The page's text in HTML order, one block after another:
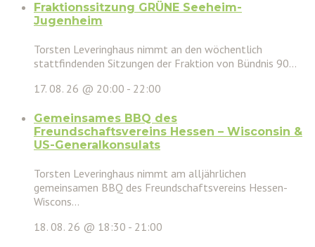
Fraktionssitzung GRÜNE Seeheim-
Jugenheim
Torsten Leveringhaus nimmt an den wöchentlich
stattfindenden Sitzungen der Fraktion von Bündnis 90...
17. 08. 26 @ 20:00 - 22:00
Gemeinsames BBQ des
Freundschaftsvereins Hessen – Wisconsin &
US-Generalkonsulats
Torsten Leveringhaus nimmt am alljährlichen
gemeinsamen BBQ des Freundschaftsvereins Hessen-
Wiscons...
18. 08. 26 @ 18:30 - 21:00